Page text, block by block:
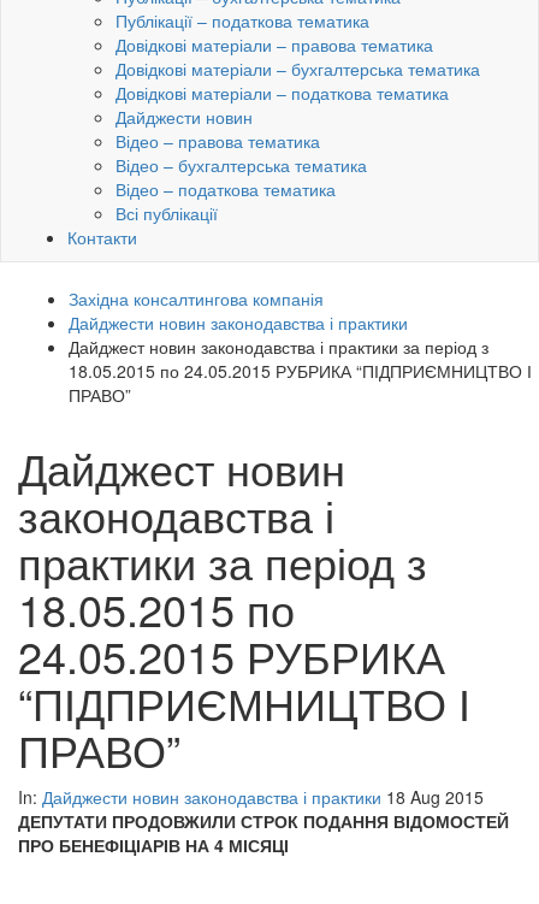
Публікації – податкова тематика
Довідкові матеріали – правова тематика
Довідкові матеріали – бухгалтерська тематика
Довідкові матеріали – податкова тематика
Дайджести новин
Відео – правова тематика
Відео – бухгалтерська тематика
Відео – податкова тематика
Всі публікації
Контакти
Західна консалтингова компанія
Дайджести новин законодавства і практики
Дайджест новин законодавства і практики за період з
18.05.2015 по 24.05.2015 РУБРИКА “ПІДПРИЄМНИЦТВО І
ПРАВО”
Дайджест новин
законодавства і
практики за період з
18.05.2015 по
24.05.2015 РУБРИКА
“ПІДПРИЄМНИЦТВО І
ПРАВО”
In: Дайджести новин законодавства і практики 18 Aug 2015
ДЕПУТАТИ ПРОДОВЖИЛИ СТРОК ПОДАННЯ ВІДОМОСТЕЙ
ПРО БЕНЕФІЦІАРІВ НА 4 МІСЯЦІ